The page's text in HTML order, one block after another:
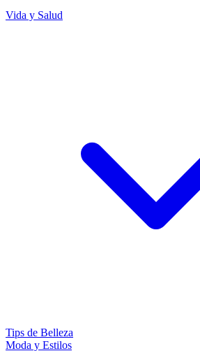
Vida y Salud
Tips de Belleza
Moda y Estilos